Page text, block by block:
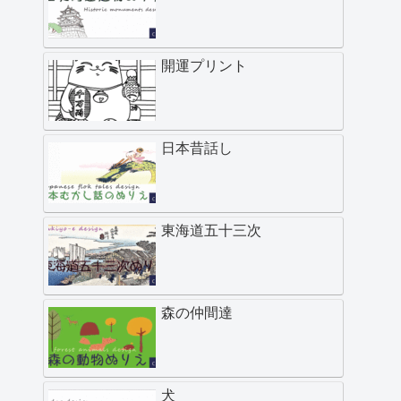
開運プリント
日本昔話し
東海道五十三次
森の仲間達
犬